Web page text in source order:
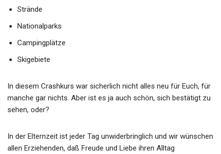
Strände
Nationalparks
Campingplätze
Skigebiete
In diesem Crashkurs war sicherlich nicht alles neu für Euch, für
manche gar nichts. Aber ist es ja auch schön, sich bestätigt zu
sehen, oder?
In der Elternzeit ist jeder Tag unwiderbringlich und wir wünschen
allen Erziehenden, daß Freude und Liebe ihren Alltag